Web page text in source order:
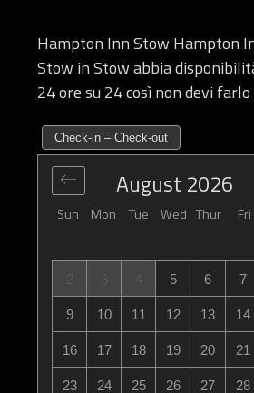
Hampton Inn Stow Hampton
Stow in Stow abbia
24 ore su 24 così non devi
Check-in – Check-out
Sun Mon Tue Wed Thur Fri
August 2026
5 6 7
9 10 11 12 13 14
16 17 18 19 20 21
23 24 25 26 27 28